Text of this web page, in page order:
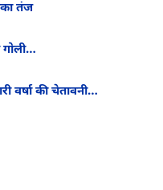
का तंज
वर्षा की चेतावनी…